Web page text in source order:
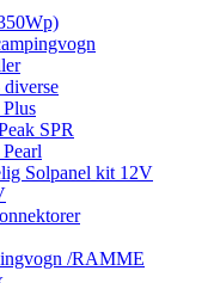
diverse
SPR
Solpanel kit 12V
/RAMME